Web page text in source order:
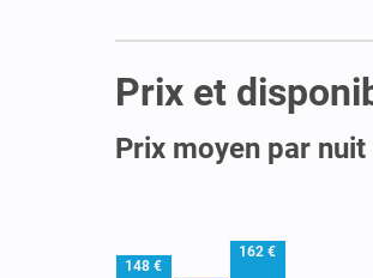
Prix et
Prix moyen par nuit
148 €
162 €